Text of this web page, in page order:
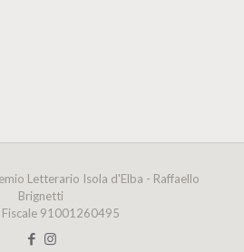
Letterario Isola d'Elba - Raffaello
Brignetti
Fiscale 91001260495